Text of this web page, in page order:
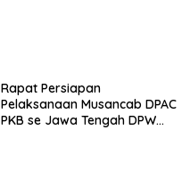
Rapat Persiapan
Pelaksanaan Musancab DPAC
PKB se Jawa Tengah DPW